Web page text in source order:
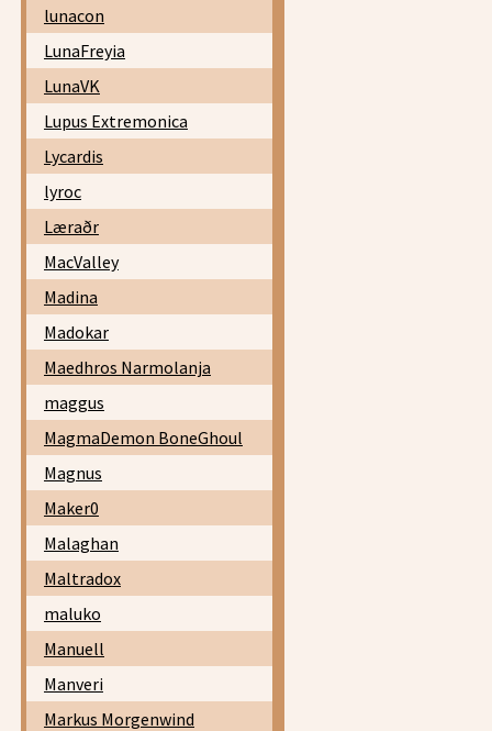
lunacon
LunaFreyia
LunaVK
Lupus Extremonica
Lycardis
lyroc
Læraðr
MacValley
Madina
Madokar
Maedhros Narmolanja
maggus
MagmaDemon BoneGhoul
Magnus
Maker0
Malaghan
Maltradox
maluko
Manuell
Manveri
Markus Morgenwind